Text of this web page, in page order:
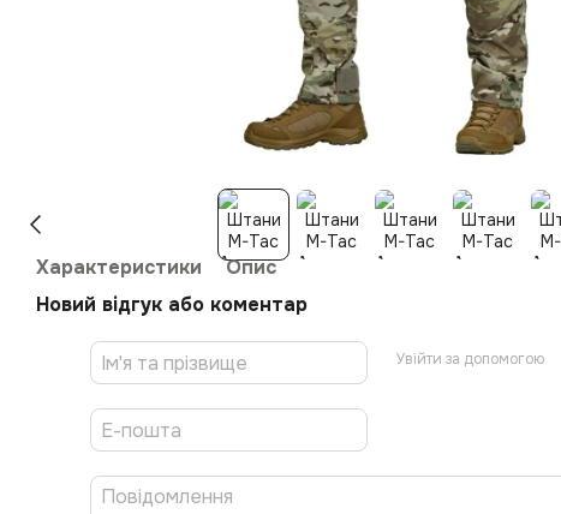
Характеристики
Опис
Новий відгук або коментар
Увійти за допомогою